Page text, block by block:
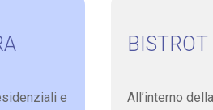
e
All’interno